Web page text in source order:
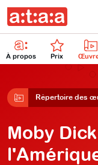
À propos Prix
Répertoire des
Moby